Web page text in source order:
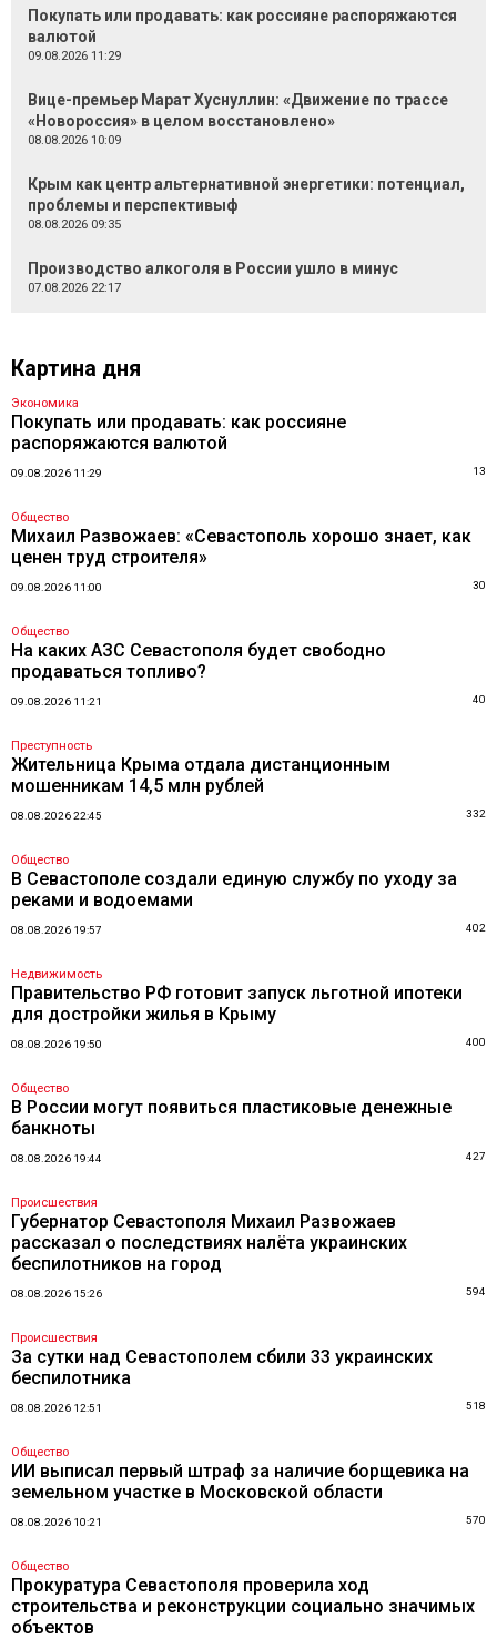
Покупать или продавать: как россияне распоряжаются
валютой
09.08.2026 11:29
Вице-премьер Марат Хуснуллин: «Движение по трассе
«Новороссия» в целом восстановлено»
08.08.2026 10:09
Крым как центр альтернативной энергетики: потенциал,
проблемы и перспективыф
08.08.2026 09:35
Производство алкоголя в России ушло в минус
07.08.2026 22:17
Картина дня
Экономика
Покупать или продавать: как россияне
распоряжаются валютой
09.08.2026 11:29 13
Общество
Михаил Развожаев: «Севастополь хорошо знает, как
ценен труд строителя»
09.08.2026 11:00 30
Общество
На каких АЗС Севастополя будет свободно
продаваться топливо?
09.08.2026 11:21 40
Преступность
Жительница Крыма отдала дистанционным
мошенникам 14,5 млн рублей
08.08.2026 22:45 332
Общество
В Севастополе создали единую службу по уходу за
реками и водоемами
08.08.2026 19:57 402
Недвижимость
Правительство РФ готовит запуск льготной ипотеки
для достройки жилья в Крыму
08.08.2026 19:50 400
Общество
В России могут появиться пластиковые денежные
банкноты
08.08.2026 19:44 427
Происшествия
Губернатор Севастополя Михаил Развожаев
рассказал о последствиях налёта украинских
беспилотников на город
08.08.2026 15:26 594
Происшествия
За сутки над Севастополем сбили 33 украинских
беспилотника
08.08.2026 12:51 518
Общество
ИИ выписал первый штраф за наличие борщевика на
земельном участке в Московской области
08.08.2026 10:21 570
Общество
Прокуратура Севастополя проверила ход
строительства и реконструкции социально значимых
объектов